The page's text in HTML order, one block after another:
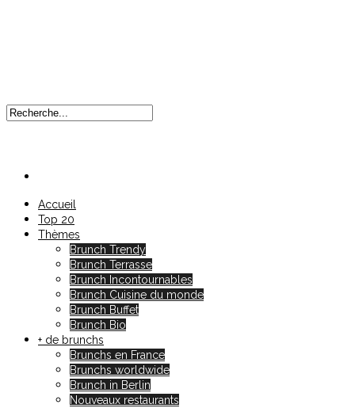
Accueil
Top 20
Thèmes
Brunch Trendy
Brunch Terrasse
Brunch Incontournables
Brunch Cuisine du monde
Brunch Buffet
Brunch Bio
+ de brunchs
Brunchs en France
Brunchs worldwide
Brunch in Berlin
Nouveaux restaurants